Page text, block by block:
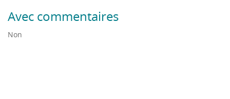
Avec commentaires
Non